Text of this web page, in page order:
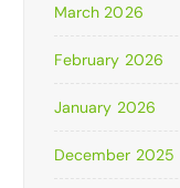
March 2026
February 2026
January 2026
December 2025